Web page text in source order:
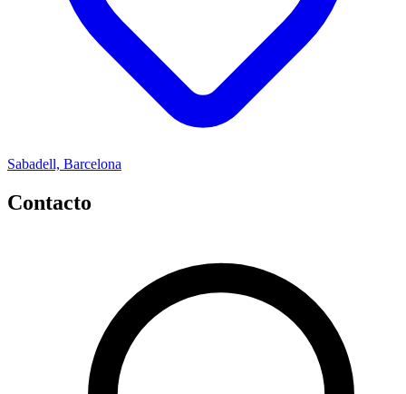
Sabadell, Barcelona
Contacto